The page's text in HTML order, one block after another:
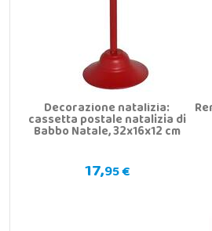
Decorazione natalizia:
cassetta postale natalizia di
Babbo Natale, 32x16x12 cm
17,95 €